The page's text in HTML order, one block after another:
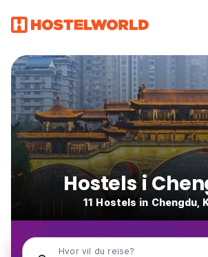
Hostels i
11 Hostels in Chengdu,
Hvor vil du reise?